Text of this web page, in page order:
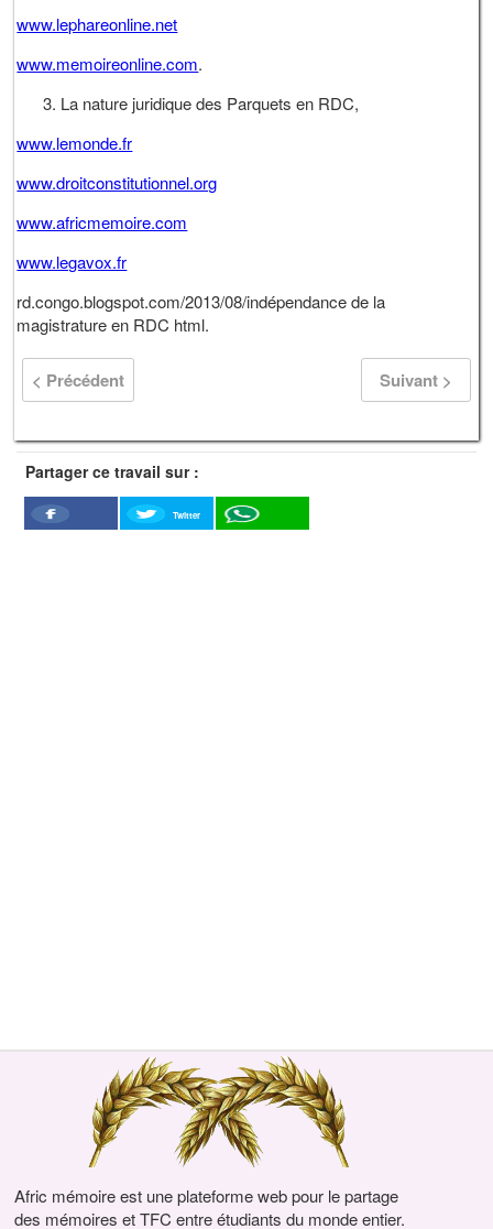
www.lephareonline.net
www.memoireonline.com.
La nature juridique des Parquets en RDC,
www.lemonde.fr
www.droitconstitutionnel.org
www.africmemoire.com
www.legavox.fr
rd.congo.blogspot.com/2013/08/indépendance de la
magistrature en RDC html.
< Précédent Suivant >
Partager ce travail sur :
Twitter
Afric mémoire est une plateforme web pour le partage
des mémoires et TFC entre étudiants du monde entier.